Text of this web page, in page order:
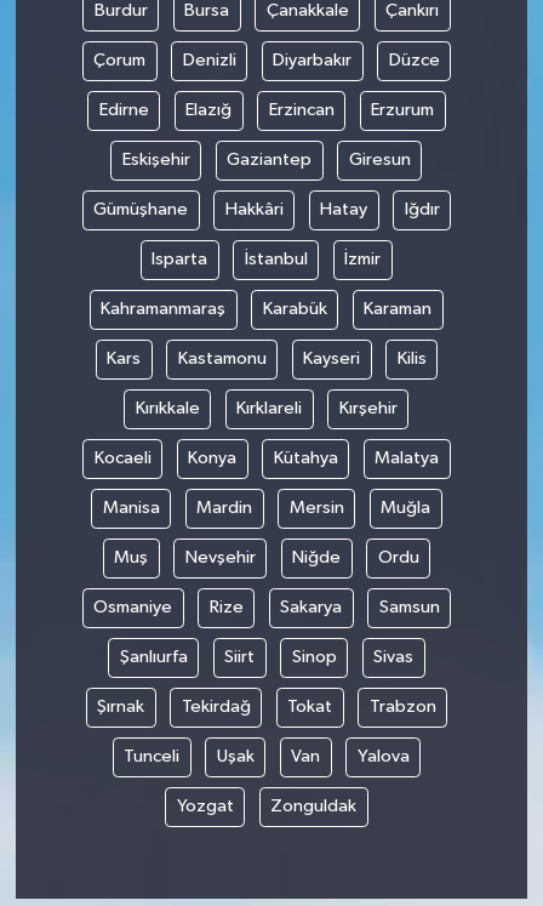
Burdur Bursa Çanakkale Çankırı
Çorum Denizli Diyarbakır Düzce
Edirne Elazığ Erzincan Erzurum
Eskişehir Gaziantep Giresun
Gümüşhane Hakkâri Hatay Iğdır
Isparta İstanbul İzmir
Kahramanmaraş Karabük Karaman
Kars Kastamonu Kayseri Kilis
Kırıkkale Kırklareli Kırşehir
Kocaeli Konya Kütahya Malatya
Manisa Mardin Mersin Muğla
Muş Nevşehir Niğde Ordu
Osmaniye Rize Sakarya Samsun
Şanlıurfa Siirt Sinop Sivas
Şırnak Tekirdağ Tokat Trabzon
Tunceli Uşak Van Yalova
Yozgat Zonguldak